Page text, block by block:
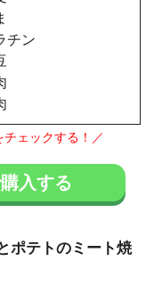
チン
ェックする！／
入する
ポテトのミート焼